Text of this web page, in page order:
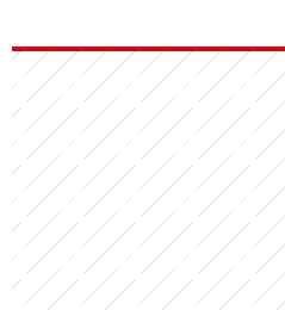
RÁDIA
STRÁNKY RÁDIÍ
STRÁNKY TV
TISK